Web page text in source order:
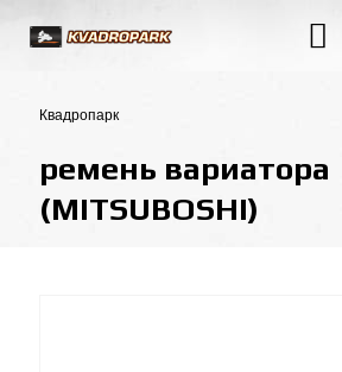
Квадропарк
ремень вариатора
(MITSUBOSHI)